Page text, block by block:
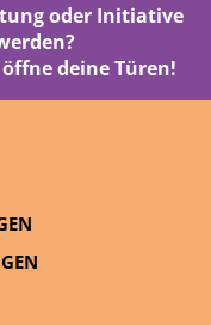
oder Initiative
deine Türen!